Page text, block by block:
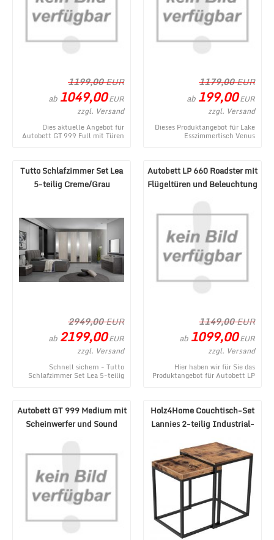
1199,00EUR
ab 1049,00EUR
zzgl. Versand
Dies aktuelle Angebot für
Autobett GT 999 Full mit Türen
1179,00EUR
ab 199,00EUR
zzgl. Versand
Dieses Produktangebot für Lake
Esszimmertisch Venus
Tutto Schlafzimmer Set Lea
5-teilig Creme/Grau
2949,00EUR
ab 2199,00EUR
zzgl. Versand
Schnell sichern - Tutto
Schlafzimmer Set Lea 5-teilig
Autobett LP 660 Roadster mit
Flügeltüren und Beleuchtung
1149,00EUR
ab 1099,00EUR
zzgl. Versand
Hier haben wir für Sie das
Produktangebot für Autobett LP
Autobett GT 999 Medium mit
Scheinwerfer und Sound
Holz4Home Couchtisch-Set
Lannies 2-teilig Industrial-